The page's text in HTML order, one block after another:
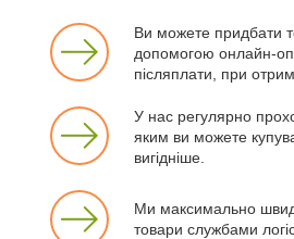
Ви можете придбати
допомогою онлайн-
післяплати, при
У нас регулярно
яким ви можете
вигідніше.
Ми максимально
товари службами